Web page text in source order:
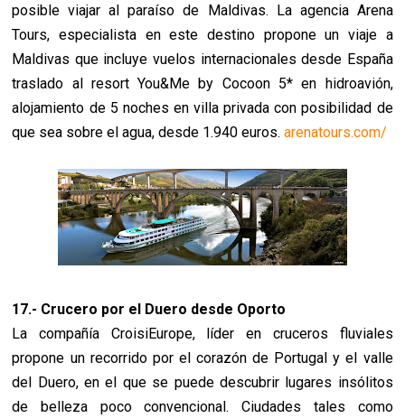
posible viajar al paraíso de Maldivas. La agencia Arena
Tours, especialista en este destino propone un viaje a
Maldivas que incluye vuelos internacionales desde España
traslado al resort You&Me by Cocoon 5* en hidroavión,
alojamiento de 5 noches en villa privada con posibilidad de
que sea sobre el agua, desde 1.940 euros.arenatours.com/
17.- Crucero por el Duero desde Oporto
La compañía CroisiEurope, líder en cruceros fluviales
propone un recorrido por el corazón de Portugal y el valle
del Duero, en el que se puede descubrir lugares insólitos
de belleza poco convencional. Ciudades tales como